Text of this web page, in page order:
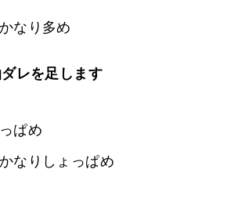
なり多め
レを足します
ぱめ
なりしょっぱめ